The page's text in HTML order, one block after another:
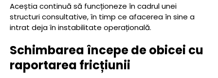
Aceștia continuă să funcționeze în cadrul unei
structuri consultative, în timp ce afacerea în sine a
intrat deja în instabilitate operațională.
Schimbarea începe de obicei cu
raportarea fricțiunii